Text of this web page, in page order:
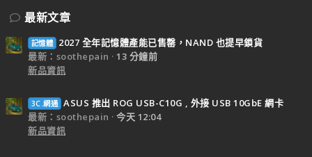
最新文章
記憶體
2027 全年記憶體產能已售罄，NAND 也提早鎖貨
最新：soothepain
13 分鐘前
新品資訊
3C.網通 ASUS 推出 ROG USB-C10G , 外接 USB 10GbE 網卡
最新：soothepain
今天 12:04
新品資訊